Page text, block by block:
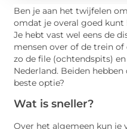
Ben je aan het twijfelen
omdat je overal goed
Je hebt vast wel eens de
mensen over of de trein
zo de file (ochtendspits)
Nederland. Beiden
beste optie?
Wat is sneller?
Over het algemeen kun je